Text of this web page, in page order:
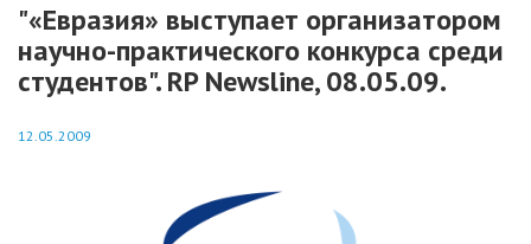
"«Евразия» выступает организатором
научно-практического конкурса среди
студентов". RP Newsline, 08.05.09.
12.05.2009